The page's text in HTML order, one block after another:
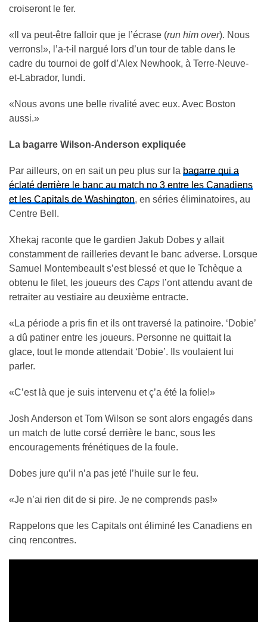
croiseront le fer.
«Il va peut-être falloir que je l’écrase (run him over). Nous
verrons!», l’a-t-il nargué lors d’un tour de table dans le
cadre du tournoi de golf d’Alex Newhook, à Terre-Neuve-
et-Labrador, lundi.
«Nous avons une belle rivalité avec eux. Avec Boston
aussi.»
La bagarre Wilson-Anderson expliquée
Par ailleurs, on en sait un peu plus sur la bagarre qui a
éclaté derrière le banc au match no 3 entre les Canadiens
et les Capitals de Washington, en séries éliminatoires, au
Centre Bell.
Xhekaj raconte que le gardien Jakub Dobes y allait
constamment de railleries devant le banc adverse. Lorsque
Samuel Montembeault s’est blessé et que le Tchèque a
obtenu le filet, les joueurs des Caps l’ont attendu avant de
retraiter au vestiaire au deuxième entracte.
«La période a pris fin et ils ont traversé la patinoire. ‘Dobie’
a dû patiner entre les joueurs. Personne ne quittait la
glace, tout le monde attendait ‘Dobie’. Ils voulaient lui
parler.
«C’est là que je suis intervenu et ç’a été la folie!»
Josh Anderson et Tom Wilson se sont alors engagés dans
un match de lutte corsé derrière le banc, sous les
encouragements frénétiques de la foule.
Dobes jure qu’il n’a pas jeté l’huile sur le feu.
«Je n’ai rien dit de si pire. Je ne comprends pas!»
Rappelons que les Capitals ont éliminé les Canadiens en
cinq rencontres.